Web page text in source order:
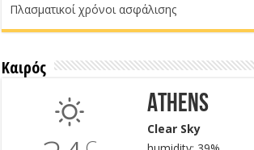
Πλασματικοί χρόνοι ασφάλισης
Καιρός
Athens
Clear Sky